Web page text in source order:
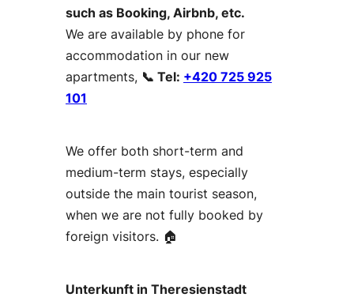
such as Booking, Airbnb, etc.
We are available by phone for
accommodation in our new
apartments, 📞 Tel: +420 725 925
101
We offer both short-term and
medium-term stays, especially
outside the main tourist season,
when we are not fully booked by
foreign visitors. 🏠
Unterkunft in Theresienstadt